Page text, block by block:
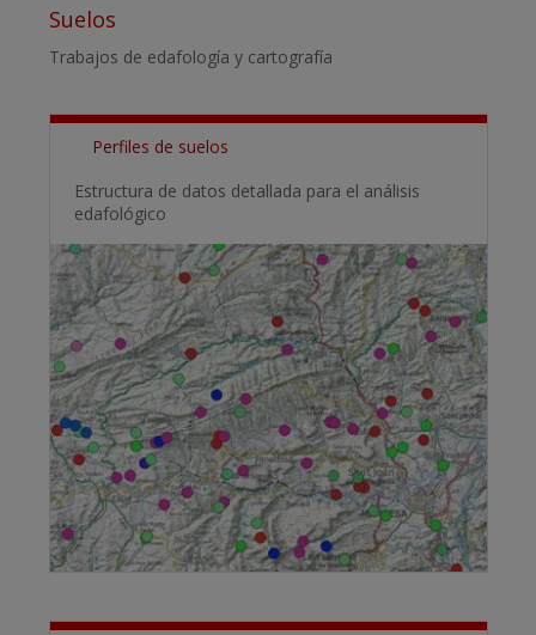
Suelos
Trabajos de edafología y cartografía
Perfiles de suelos
Estructura de datos detallada para el análisis
edafológico